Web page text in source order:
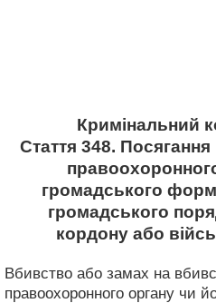
Кримінальний
Стаття 348.
громадського
громадського
кордону або
Вбивство або замах на
правоохоронного органу чи